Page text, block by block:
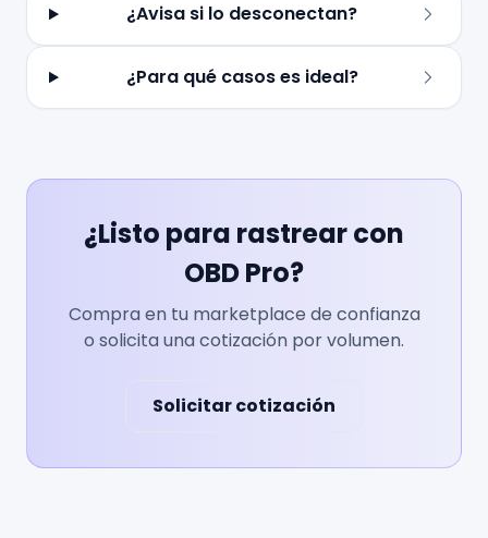
¿Avisa si lo desconectan?
¿Para qué casos es ideal?
¿Listo para rastrear con
OBD Pro?
Compra en tu marketplace de confianza
o solicita una cotización por volumen.
Solicitar cotización